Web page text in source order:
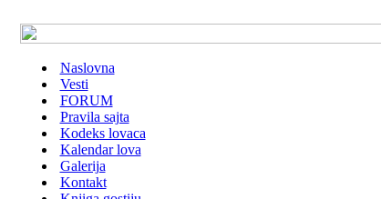
Naslovna
Vesti
FORUM
Pravila sajta
Kodeks lovaca
Kalendar lova
Galerija
Kontakt